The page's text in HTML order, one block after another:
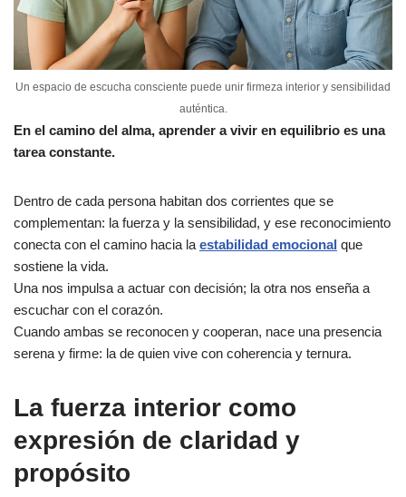
Un espacio de escucha consciente puede unir firmeza interior y sensibilidad
auténtica.
En el camino del alma, aprender a vivir en equilibrio es una
tarea constante.
Dentro de cada persona habitan dos corrientes que se
complementan: la fuerza y la sensibilidad, y ese reconocimiento
conecta con el camino hacia la estabilidad emocional que
sostiene la vida.
Una nos impulsa a actuar con decisión; la otra nos enseña a
escuchar con el corazón.
Cuando ambas se reconocen y cooperan, nace una presencia
serena y firme: la de quien vive con coherencia y ternura.
La fuerza interior como
expresión de claridad y
propósito